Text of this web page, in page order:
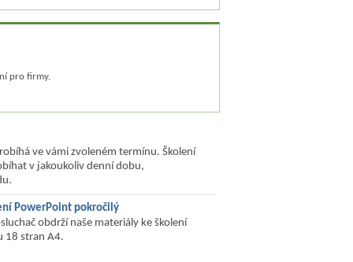
pro firmy.
ve vámi zvoleném termínu. Školení
v jakoukoliv denní dobu,
PowerPoint pokročilý
obdrží naše materiály ke školení
18 stran A4.